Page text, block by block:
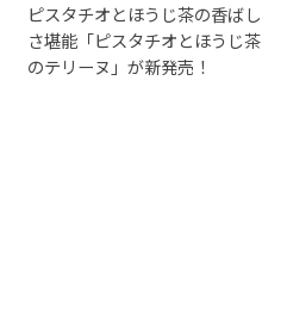
ピスタチオとほうじ茶の香ばし
さ堪能「ピスタチオとほうじ茶
のテリーヌ」が新発売！